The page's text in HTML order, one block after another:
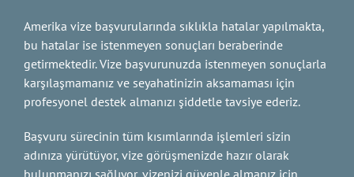
Amerika vize başvurularında sıklıkla hatalar yapılmakta,
bu hatalar ise istenmeyen sonuçları beraberinde
getirmektedir. Vize başvurunuzda istenmeyen sonuçlarla
karşılaşmamanız ve seyahatinizin aksamaması için
profesyonel destek almanızı şiddetle tavsiye ederiz.
Başvuru sürecinin tüm kısımlarında işlemleri sizin
adınıza yürütüyor, vize görüşmenizde hazır olarak